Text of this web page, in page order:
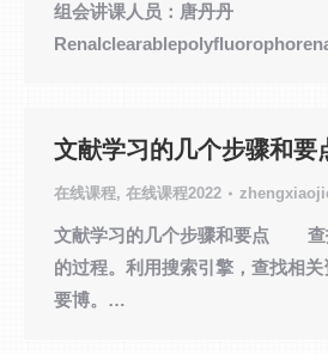
组会讲课人员：唐丹丹
文献学习的几个步骤和要
在线课程, 在线课程2022
文献学习的几个步骤和要点 查
的过程。利用搜索引擎，查找相
要博。…